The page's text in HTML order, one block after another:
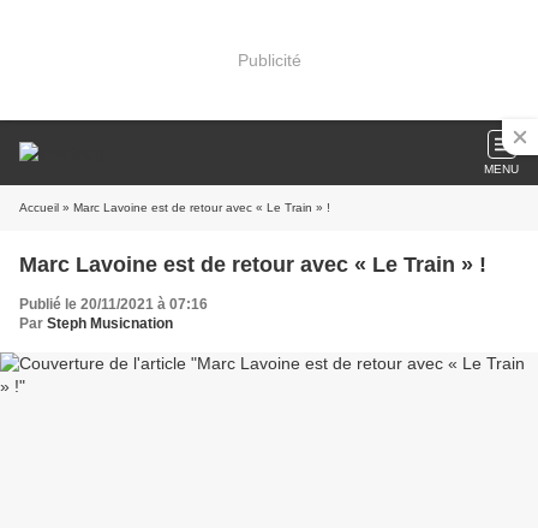
Publicité
MENU
Accueil » Marc Lavoine est de retour avec « Le Train » !
Marc Lavoine est de retour avec « Le Train » !
Publié le 20/11/2021 à 07:16
Par Steph Musicnation